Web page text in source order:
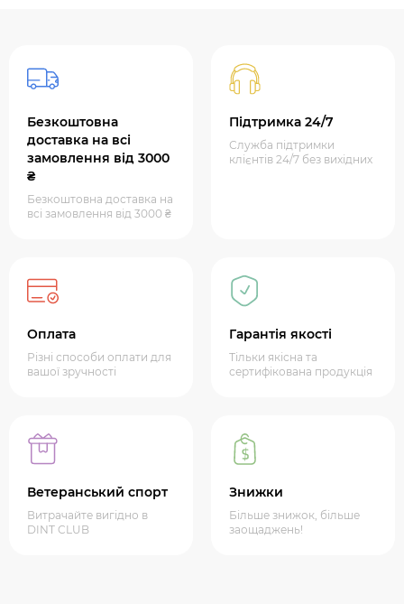
Безкоштовна
доставка на всі
замовлення від 3000
₴
Безкоштовна доставка на
всі замовлення від 3000 ₴
Підтримка 24/7
Служба підтримки
клієнтів 24/7 без вихідних
Оплата
Різні способи оплати для
вашої зручності
Гарантія якості
Тільки якісна та
сертифікована продукція
Ветеранський спорт
Витрачайте вигідно в
DINT CLUB
Знижки
Більше знижок, більше
заощаджень!